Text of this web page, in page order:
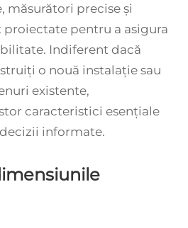
măsurători precise și
pentru a asigura
Indiferent dacă
o nouă instalație sau
existente,
caracteristici esențiale
informate.